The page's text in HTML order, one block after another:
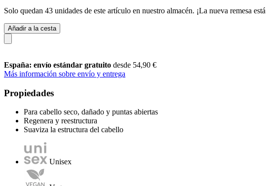
Solo quedan 43 unidades de este artículo en nuestro almacén. ¡La nueva remesa
Añadir a la cesta
España: envío estándar gratuito desde 54,90 €
Más información sobre envío y entrega
Propiedades
Para cabello seco, dañado y puntas abiertas
Regenera y reestructura
Suaviza la estructura del cabello
Unisex